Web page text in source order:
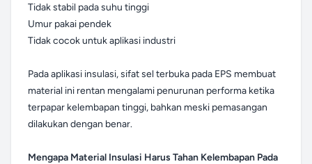
Tidak stabil pada suhu tinggi
Umur pakai pendek
Tidak cocok untuk aplikasi industri
Pada aplikasi insulasi, sifat sel terbuka pada EPS membuat
material ini rentan mengalami penurunan performa ketika
terpapar kelembapan tinggi, bahkan meski pemasangan
dilakukan dengan benar.
Mengapa Material Insulasi Harus Tahan Kelembapan Pada